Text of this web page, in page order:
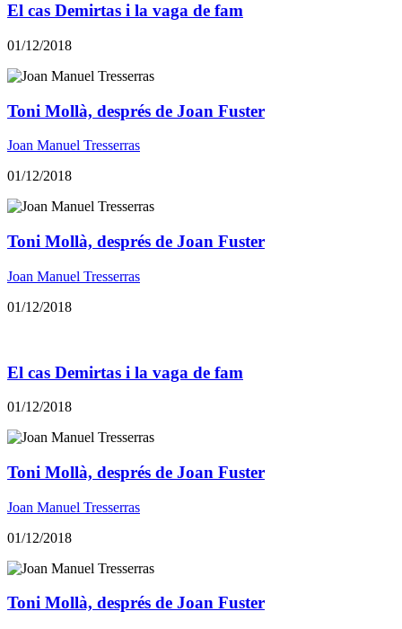
El cas Demirtas i la vaga de fam
01/12/2018
Toni Mollà, després de Joan Fuster
Joan Manuel Tresserras
01/12/2018
Toni Mollà, després de Joan Fuster
Joan Manuel Tresserras
01/12/2018
El cas Demirtas i la vaga de fam
01/12/2018
Toni Mollà, després de Joan Fuster
Joan Manuel Tresserras
01/12/2018
Toni Mollà, després de Joan Fuster